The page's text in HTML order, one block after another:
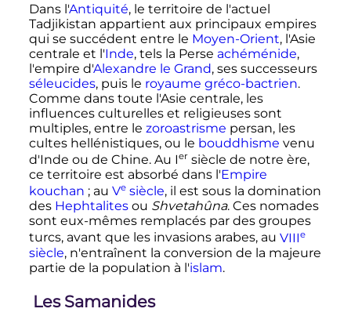
Dans l'Antiquité, le territoire de l'actuel
Tadjikistan appartient aux principaux empires
qui se succédent entre le Moyen-Orient, l'Asie
centrale et l'Inde, tels la Perse achéménide,
l'empire d'Alexandre le Grand, ses successeurs
séleucides, puis le royaume gréco-bactrien.
Comme dans toute l'Asie centrale, les
influences culturelles et religieuses sont
multiples, entre le zoroastrisme persan, les
cultes hellénistiques, ou le bouddhisme venu
d'Inde ou de Chine. Au Ier siècle de notre ère,
ce territoire est absorbé dans l'Empire
kouchan ; au Vesiècle, il est sous la domination
des Hephtalitesou Shvetahûna. Ces nomades
sont eux-mêmes remplacés par des groupes
turcs, avant que les invasions arabes, au VIIIe
siècle, n'entraînent la conversion de la majeure
partie de la population à l'islam.
Les Samanides